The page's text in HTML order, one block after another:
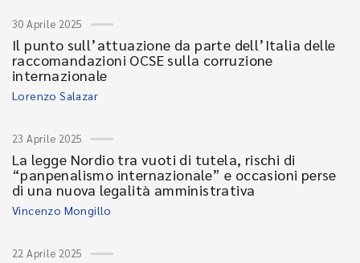
30 Aprile 2025
Il punto sull’attuazione da parte dell’Italia delle
raccomandazioni OCSE sulla corruzione
internazionale
Lorenzo Salazar
23 Aprile 2025
La legge Nordio tra vuoti di tutela, rischi di
“panpenalismo internazionale” e occasioni perse
di una nuova legalità amministrativa
Vincenzo Mongillo
22 Aprile 2025